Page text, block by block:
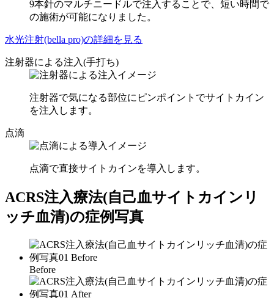
9本針のマルチニードルで注入することで、短い時間で
の施術が可能になりました。
水光注射(bella pro)の詳細を見る
注射器による注入(手打ち)
注射器で気になる部位にピンポイントでサイトカイン
を注入します。
点滴
点滴で直接サイトカインを導入します。
ACRS注入療法(自己血サイトカインリ
ッチ血清)の症例写真
Before